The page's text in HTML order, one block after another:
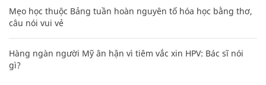
Mẹo học thuộc Bảng tuần hoàn nguyên tố hóa học bằng thơ,
câu nói vui vẻ
Hàng ngàn người Mỹ ân hận vì tiêm vắc xin HPV: Bác sĩ nói
gì?